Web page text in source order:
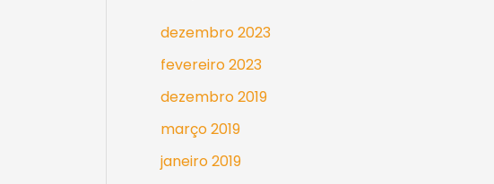
dezembro 2023
fevereiro 2023
dezembro 2019
março 2019
janeiro 2019